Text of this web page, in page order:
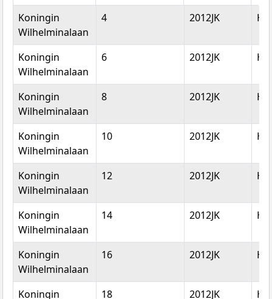
Straatnaam
Huisnummer Postcode
Koningin
Wilhelminalaan
4 2012JK
Koningin
Wilhelminalaan
6 2012JK
Koningin
Wilhelminalaan
8 2012JK
Koningin
Wilhelminalaan
10 2012JK
Koningin
Wilhelminalaan
12 2012JK
Koningin
Wilhelminalaan
14 2012JK
Koningin
Wilhelminalaan
16 2012JK
Koningin 18 2012JK